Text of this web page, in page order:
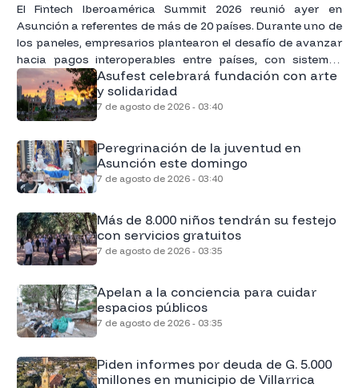
El Fintech Iberoamérica Summit 2026 reunió ayer en
Asunción a referentes de más de 20 países. Durante uno de
los paneles, empresarios plantearon el desafío de avanzar
hacia pagos interoperables entre países, con sistemas
ágiles para los usuarios, que sean tan simples como enviar
un chat.
Asufest celebrará fundación con arte
y solidaridad
7 de agosto de 2026 - 03:40
Peregrinación de la juventud en
Asunción este domingo
7 de agosto de 2026 - 03:40
Más de 8.000 niños tendrán su festejo
con servicios gratuitos
7 de agosto de 2026 - 03:35
Apelan a la conciencia para cuidar
espacios públicos
7 de agosto de 2026 - 03:35
Piden informes por deuda de G. 5.000
millones en municipio de Villarrica